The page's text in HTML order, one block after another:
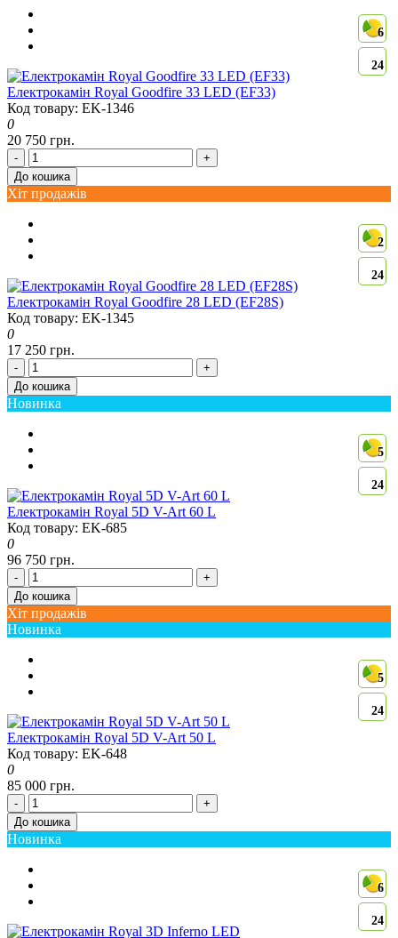
6
24
Електрокамін Royal Goodfire 33 LED (EF33)
Код товару: EK-1346
0
20 750 грн.
-
+
До кошика
Хіт продажів
2
24
Електрокамін Royal Goodfire 28 LED (EF28S)
Код товару: EK-1345
0
17 250 грн.
-
+
До кошика
Новинка
5
24
Електрокамін Royal 5D V-Art 60 L
Код товару: EK-685
0
96 750 грн.
-
+
До кошика
Хіт продажів
Новинка
5
24
Електрокамін Royal 5D V-Art 50 L
Код товару: EK-648
0
85 000 грн.
-
+
До кошика
Новинка
6
24